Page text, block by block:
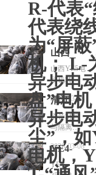
R-代表
代表绕
为“屏
机； L-
异步电
盘”电
异步电
尘”，
电机，
山西
YE5电
动机转
子铁心
外圆精
加工技
术要求
山西YE5电
动机转子
铁心外圆
精加工，
应以
T/CEEIA
520-2021为
顶层依
据，严格
执行同轴
2026-03-08
清江
YE5电
机电磁
噪声的
抑制分
消音材料
与隔离技
术：在电
机内部或
外部加装
隔音垫、
2026-03-08
YE4-
355M2-
YE4-